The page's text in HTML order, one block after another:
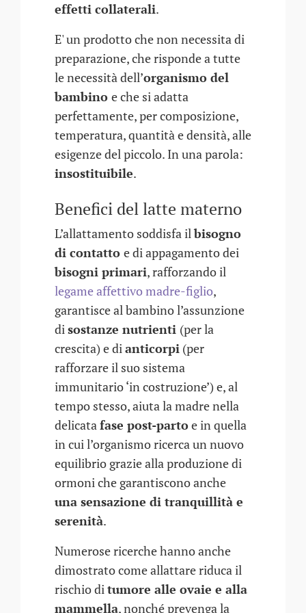
effetti collaterali.
E' un prodotto che non necessita di
preparazione, che risponde a tutte
le necessità dell’organismo del
bambino e che si adatta
perfettamente, per composizione,
temperatura, quantità e densità, alle
esigenze del piccolo. In una parola:
insostituibile.
Benefici del latte materno
L’allattamento soddisfa ilbisogno
di contatto e di appagamento dei
bisogni primari, rafforzando il
legame affettivo madre-figlio,
garantisce al bambino l’assunzione
disostanze nutrienti (per la
crescita) e dianticorpi (per
rafforzare il suo sistema
immunitario ‘in costruzione’) e, al
tempo stesso, aiuta la madre nella
delicatafase post-partoe in quella
in cui l’organismo ricerca un nuovo
equilibrio grazie alla produzione di
ormoni che garantiscono anche
una sensazione di tranquillità e
serenità.
Numerose ricerche hanno anche
dimostrato come allattare riduca il
rischio ditumore alle ovaie e alla
mammella, nonché prevenga la